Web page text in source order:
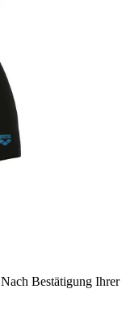
Nach Bestätigung Ihrer